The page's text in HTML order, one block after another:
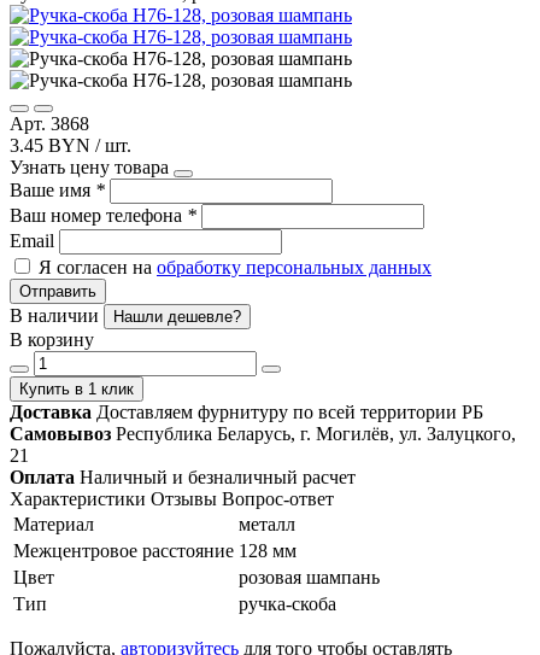
Арт. 3868
3.45 BYN / шт.
Узнать цену товара
Ваше имя *
Ваш номер телефона *
Email
Я согласен на обработку персональных данных
Отправить
В наличии Нашли дешевле?
В корзину
Купить в 1 клик
Доставка Доставляем фурнитуру по всей территории РБ
Самовывоз Республика Беларусь, г. Могилёв, ул. Залуцкого,
21
Оплата Наличный и безналичный расчет
Характеристики Отзывы Вопрос-ответ
Материал
металл
Межцентровое расстояние 128 мм
Цвет
розовая шампань
Тип
ручка-скоба
Пожалуйста, авторизуйтесь для того чтобы оставлять